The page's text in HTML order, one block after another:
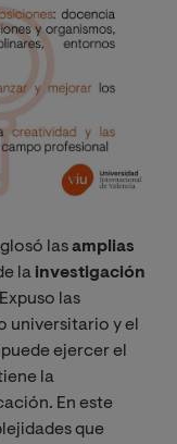
lasamplias
la investigación
las
universitario y el
ejercer el
la
En este
que